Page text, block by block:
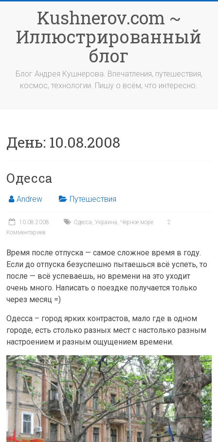
содержимомуKushnerov.com ~
Иллюстрированный
блог
Блог Андрея Кушнерова. Впечатления, путешествия,
космос, технологии. Пишу о всём, что интересно.
День: 10.08.2008
Одесса
Andrew Путешествия
10.08.2008 Одесса,Украина, Чёрное море
2
Комментариев
Время после отпуска — самое сложное время в году.
Если до отпуска безуспешно пытаешься всё успеть, то
после — всё успеваешь, но времени на это уходит
очень много. Написать о поездке получается только
через месяц =)
Одесса – город ярких контрастов, мало где в одном
городе, есть столько разных мест с настолько разным
настроением и разным ощущением времени.